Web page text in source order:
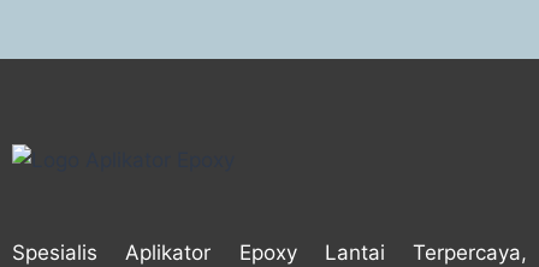
Spesialis Aplikator Epoxy Lantai Terpercaya,